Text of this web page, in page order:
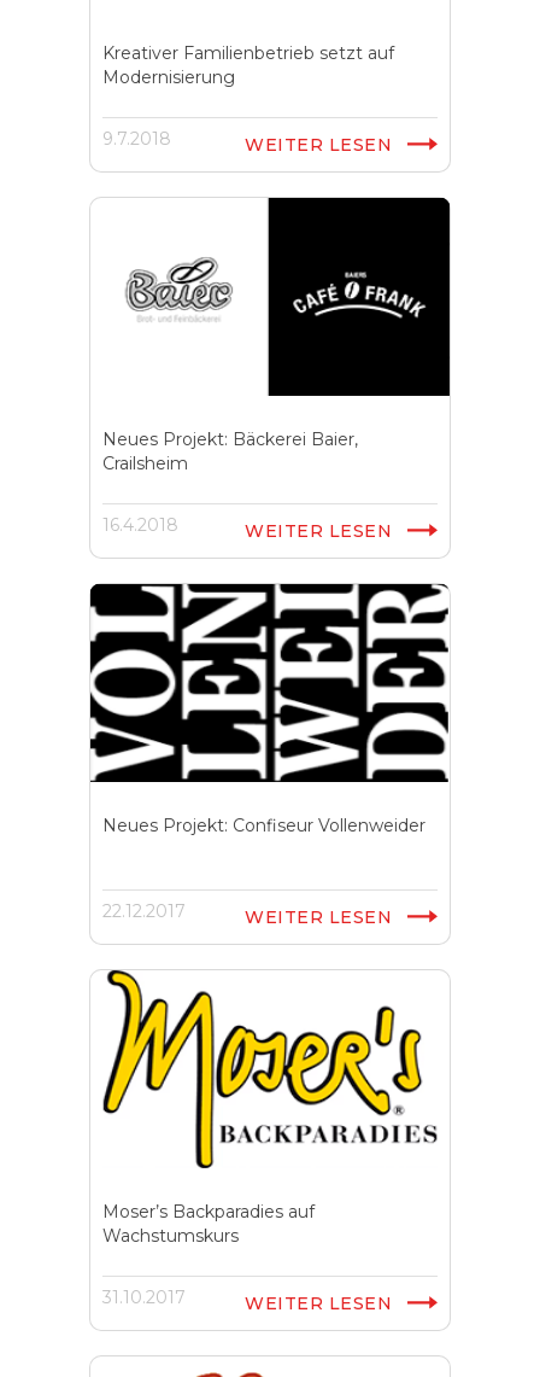
Kreativer Familienbetrieb setzt auf
Modernisierung
9.7.2018 WEITER LESEN
Neues Projekt: Bäckerei Baier,
Crailsheim
16.4.2018 WEITER LESEN
Neues Projekt: Confiseur Vollenweider
22.12.2017 WEITER LESEN
Moser’s Backparadies auf
Wachstumskurs
31.10.2017 WEITER LESEN